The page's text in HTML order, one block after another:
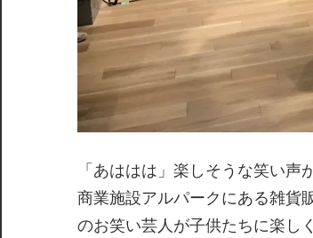
「あははは」楽しそうな笑い
商業施設アルパークにある雑貨
のお笑い芸人が子供たちに楽し